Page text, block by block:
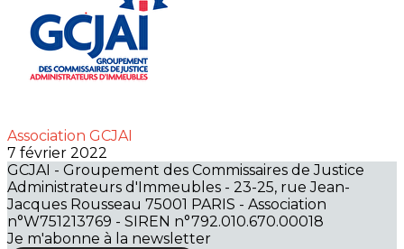
Association GCJAI
7 février 2022
GCJAI - Groupement des Commissaires de Justice
Administrateurs d'Immeubles - 23-25, rue Jean-
Jacques Rousseau 75001 PARIS - Association
n°W751213769 - SIREN n°792.010.670.00018
Je m'abonne à la newsletter